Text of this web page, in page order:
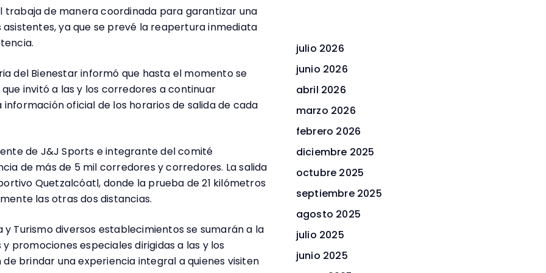
trabaja de manera coordinada para garantizar una
ya que se prevé la reapertura inmediata
del Bienestar informó que hasta el momento se
invitó a las y los corredores a continuar
oficial de los horarios de salida de cada
de J&J Sports e integrante del comité
de más de 5 mil corredores y corredores. La salida
Quetzalcóatl, donde la prueba de 21 kilómetros
las otras dos distancias.
Turismo diversos establecimientos se sumarán a la
promociones especiales dirigidas a las y los
brindar una experiencia integral a quienes visiten
julio 2026
junio 2026
abril 2026
marzo 2026
febrero 2026
diciembre 2025
octubre 2025
septiembre 2025
agosto 2025
julio 2025
junio 2025